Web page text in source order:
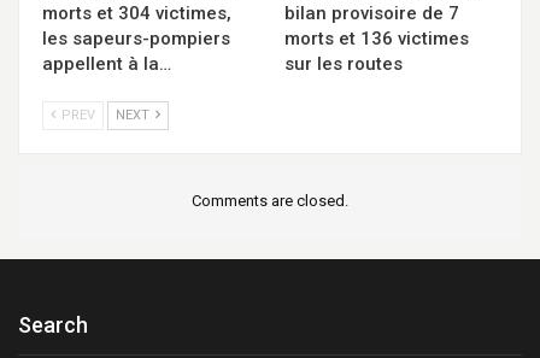
morts et 304 victimes,
les sapeurs-pompiers
appellent à la…
bilan provisoire de 7
morts et 136 victimes
sur les routes
PREV NEXT
Comments are closed.
Search